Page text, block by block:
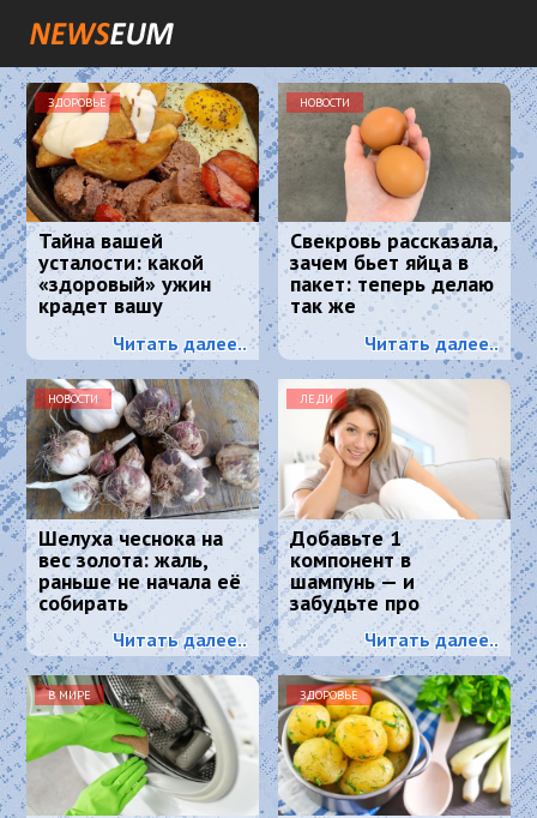
ЗДОРОВЬЕ
Тайна вашей
усталости: какой
«здоровый» ужин
крадет вашу
энергию и красоту
Читать далее..
НОВОСТИ
Свекровь рассказала,
зачем бьет яйца в
пакет: теперь делаю
так же
Читать далее..
НОВОСТИ
Шелуха чеснока на
вес золота: жаль,
раньше не начала её
собирать
Читать далее..
ЛЕДИ
Добавьте 1
компонент в
шампунь — и
забудьте про
седину: к колористу
идти больше не
нужно
Читать далее..
В МИРЕ ЗДОРОВЬЕ